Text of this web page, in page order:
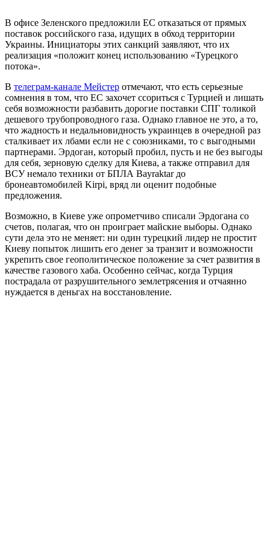
В офисе Зеленского предложили ЕС отказаться от прямых
поставок российского газа, идущих в обход территории
Украины. Инициаторы этих санкций заявляют, что их
реализация «положит конец использованию «Турецкого
потока».
В телеграм-канале Мейстер отмечают, что есть серьезные
сомнения в том, что ЕС захочет ссориться с Турцией и лишать
себя возможности разбавить дорогие поставки СПГ толикой
дешевого трубопроводного газа. Однако главное не это, а то,
что жадность и недальновидность украинцев в очередной раз
сталкивает их лбами если не с союзниками, то с выгодными
партнерами. Эрдоган, который пробил, пусть и не без выгоды
для себя, зерновую сделку для Киева, а также отправил для
ВСУ немало техники от БПЛА Bayraktar до
бронеавтомобилей Kirpi, вряд ли оценит подобные
предложения.
Возможно, в Киеве уже опрометчиво списали Эрдогана со
счетов, полагая, что он проиграет майские выборы. Однако
сути дела это не меняет: ни один турецкий лидер не простит
Киеву попыток лишить его денег за транзит и возможности
укрепить свое геополитическое положение за счет развития в
качестве газового хаба. Особенно сейчас, когда Турция
пострадала от разрушительного землетрясения и отчаянно
нуждается в деньгах на восстановление.